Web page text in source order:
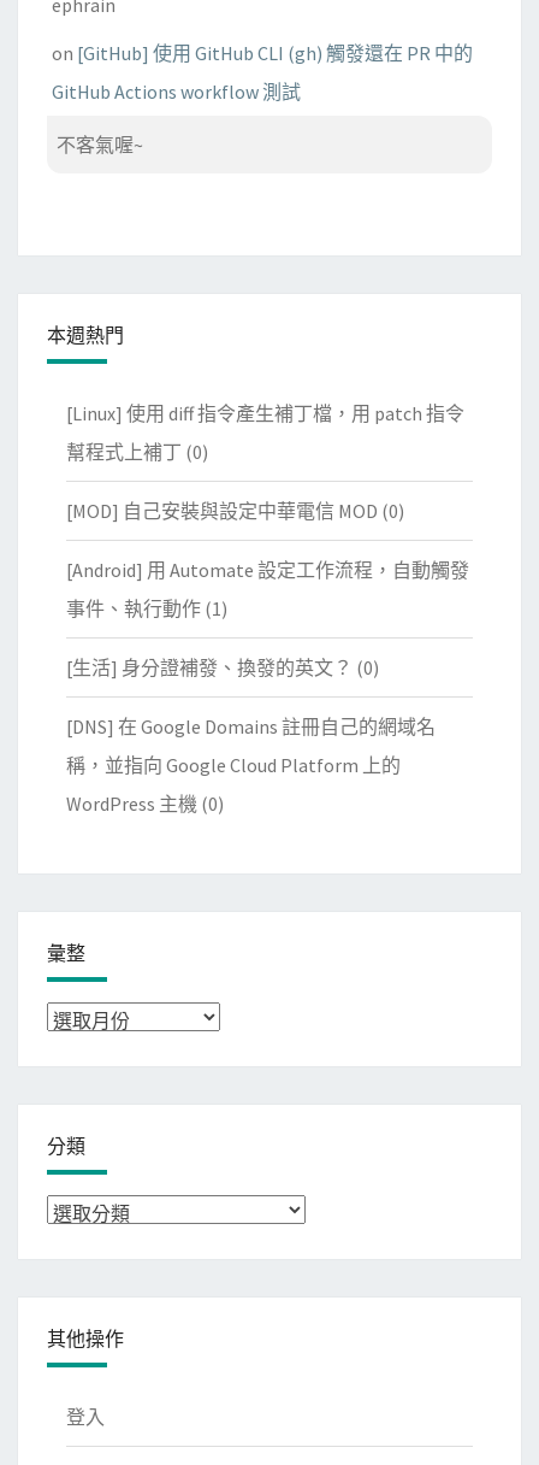
on [GitHub] 使用 GitHub CLI (gh) 觸發還在 PR 中的
GitHub Actions workflow 測試
不客氣喔~
本週熱門
[Linux] 使用 diff 指令產生補丁檔，用 patch 指令
幫程式上補丁 (0)
[MOD] 自己安裝與設定中華電信 MOD (0)
[Android] 用 Automate 設定工作流程，自動觸發
事件、執行動作 (1)
[生活] 身分證補發、換發的英文？ (0)
[DNS] 在 Google Domains 註冊自己的網域名
稱，並指向 Google Cloud Platform 上的
WordPress 主機 (0)
彙整
彙
分類
分
其他操作
登入